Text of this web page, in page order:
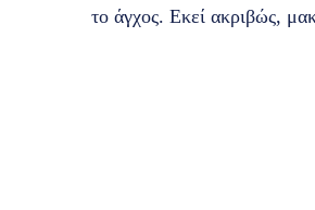
το άγχος. Εκεί ακριβώς,